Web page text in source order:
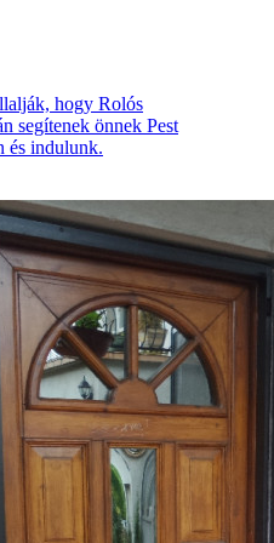
hogy Rolós
segítenek önnek Pest
és indulunk.